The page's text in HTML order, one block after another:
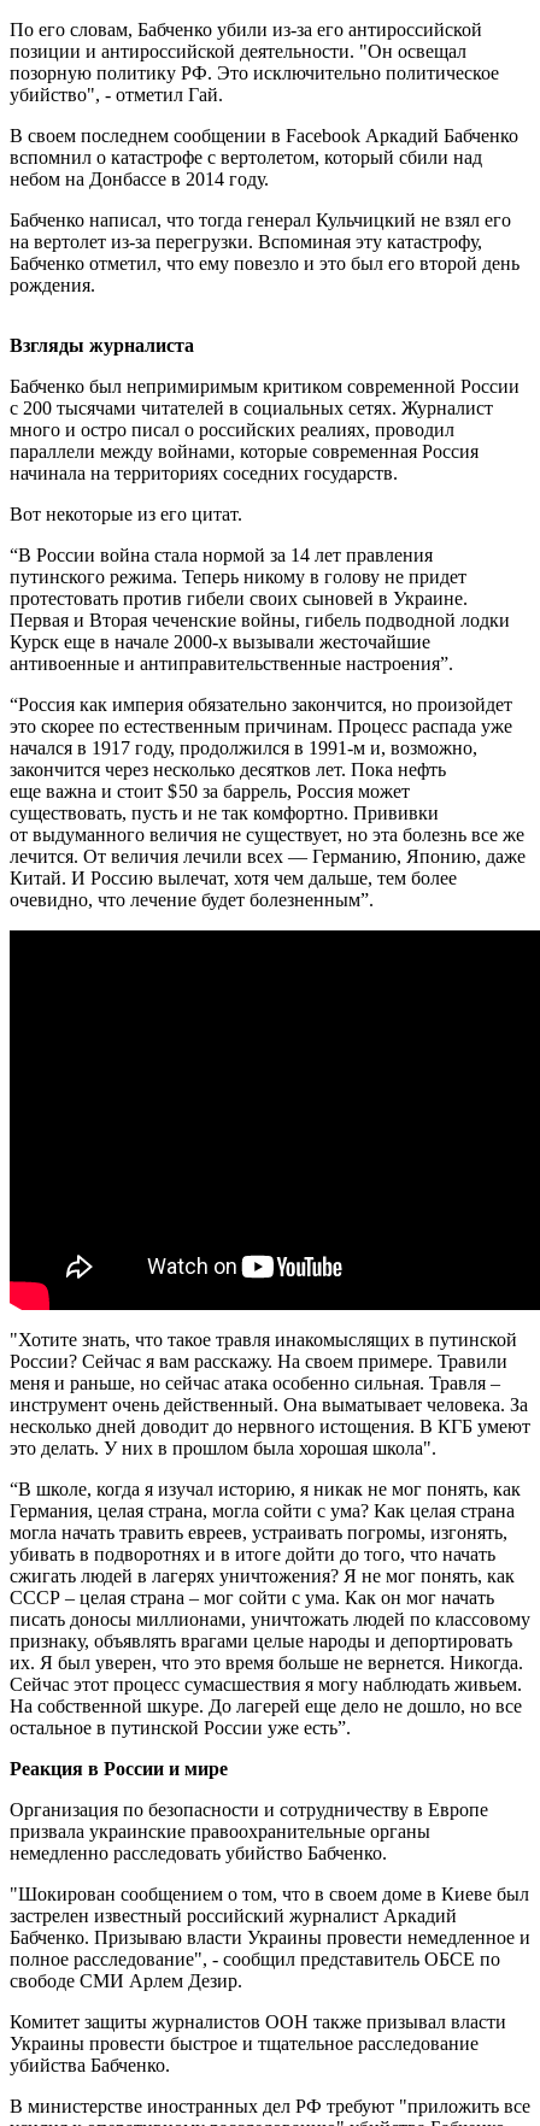
По его словам, Бабченко убили из-за его антироссийской
позиции и антироссийской деятельности. "Он освещал
позорную политику РФ. Это исключительно политическое
убийство", - отметил Гай.
В своем последнем сообщении в Facebook Аркадий Бабченко
вспомнил о катастрофе с вертолетом, который сбили над
небом на Донбассе в 2014 году.
Бабченко написал, что тогда генерал Кульчицкий не взял его
на вертолет из-за перегрузки. Вспоминая эту катастрофу,
Бабченко отметил, что ему повезло и это был его второй день
рождения.
Взгляды журналиста
Бабченко был непримиримым критиком современной России
с 200 тысячами читателей в социальных сетях. Журналист
много и остро писал о российских реалиях, проводил
параллели между войнами, которые современная Россия
начинала на территориях соседних государств.
Вот некоторые из его цитат.
“В России война стала нормой за 14 лет правления
путинского режима. Теперь никому в голову не придет
протестовать против гибели своих сыновей в Украине.
Первая и Вторая чеченские войны, гибель подводной лодки
Курск еще в начале 2000‑х вызывали жесточайшие
антивоенные и антиправительственные настроения”.
“Россия как империя обязательно закончится, но произойдет
это скорее по естественным причинам. Процесс распада уже
начался в 1917 году, продолжился в 1991‑м и, возможно,
закончится через несколько десятков лет. Пока нефть
еще важна и стоит $ 50 за баррель, Россия может
существовать, пусть и не так комфортно. Прививки
от выдуманного величия не существует, но эта болезнь все же
лечится. От величия лечили всех — Германию, Японию, даже
Китай. И Россию вылечат, хотя чем дальше, тем более
очевидно, что лечение будет болезненным”.
"Хотите знать, что такое травля инакомыслящих в путинской
России? Сейчас я вам расскажу. На своем примере. Травили
меня и раньше, но сейчас атака особенно сильная. Травля –
инструмент очень действенный. Она выматывает человека. За
несколько дней доводит до нервного истощения. В КГБ умеют
это делать. У них в прошлом была хорошая школа".
“В школе, когда я изучал историю, я никак не мог понять, как
Германия, целая страна, могла сойти с ума? Как целая страна
могла начать травить евреев, устраивать погромы, изгонять,
убивать в подворотнях и в итоге дойти до того, что начать
сжигать людей в лагерях уничтожения? Я не мог понять, как
СССР – целая страна – мог сойти с ума. Как он мог начать
писать доносы миллионами, уничтожать людей по классовому
признаку, объявлять врагами целые народы и депортировать
их. Я был уверен, что это время больше не вернется. Никогда.
Сейчас этот процесс сумасшествия я могу наблюдать живьем.
На собственной шкуре. До лагерей еще дело не дошло, но все
остальное в путинской России уже есть”.
Реакция в России и мире
Организация по безопасности и сотрудничеству в Европе
призвала украинские правоохранительные органы
немедленно расследовать убийство Бабченко.
"Шокирован сообщением о том, что в своем доме в Киеве был
застрелен известный российский журналист Аркадий
Бабченко. Призываю власти Украины провести немедленное и
полное расследование", - сообщил представитель ОБСЕ по
свободе СМИ Арлем Дезир.
Комитет защиты журналистов ООН также призывал власти
Украины провести быстрое и тщательное расследование
убийства Бабченко.
В министерстве иностранных дел РФ требуют "приложить все